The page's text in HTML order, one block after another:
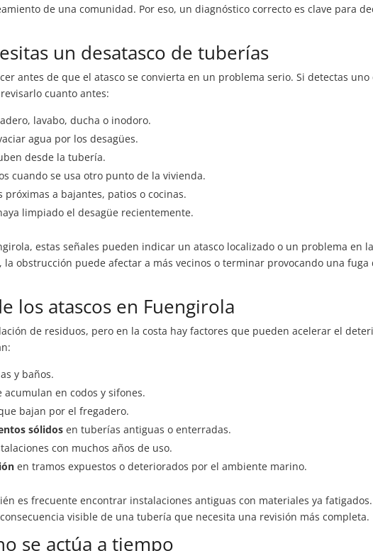
de una comunidad. Por eso, un diagnóstico correcto es clave para
un desatasco de tuberías
antes de que el atasco se convierta en un problema serio. Si detectas uno
cuanto antes:
lavabo, ducha o inodoro.
agua por los desagües.
desde la tubería.
cuando se usa otro punto de la vivienda.
próximas a bajantes, patios o cocinas.
limpiado el desagüe recientemente.
estas señales pueden indicar un atasco localizado o un problema en la
la obstrucción puede afectar a más vecinos o terminar provocando una fuga
los atascos en Fuengirola
de residuos, pero en la costa hay factores que pueden acelerar el
y baños.
acumulan en codos y sifones.
bajan por el fregadero.
sólidos en tuberías antiguas o enterradas.
con muchos años de uso.
en tramos expuestos o deteriorados por el ambiente marino.
es frecuente encontrar instalaciones antiguas con materiales ya fatigados.
visible de una tubería que necesita una revisión más completa.
se actúa a tiempo